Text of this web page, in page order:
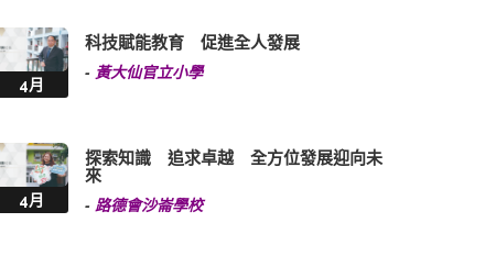
4月
科技賦能教育 促進全人發展
-黃大仙官立小學
4月
探索知識 追求卓越 全方位發展迎向未
來
-路德會沙崙學校